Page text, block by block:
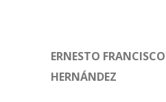
ERNESTO
HERNÁNDEZ